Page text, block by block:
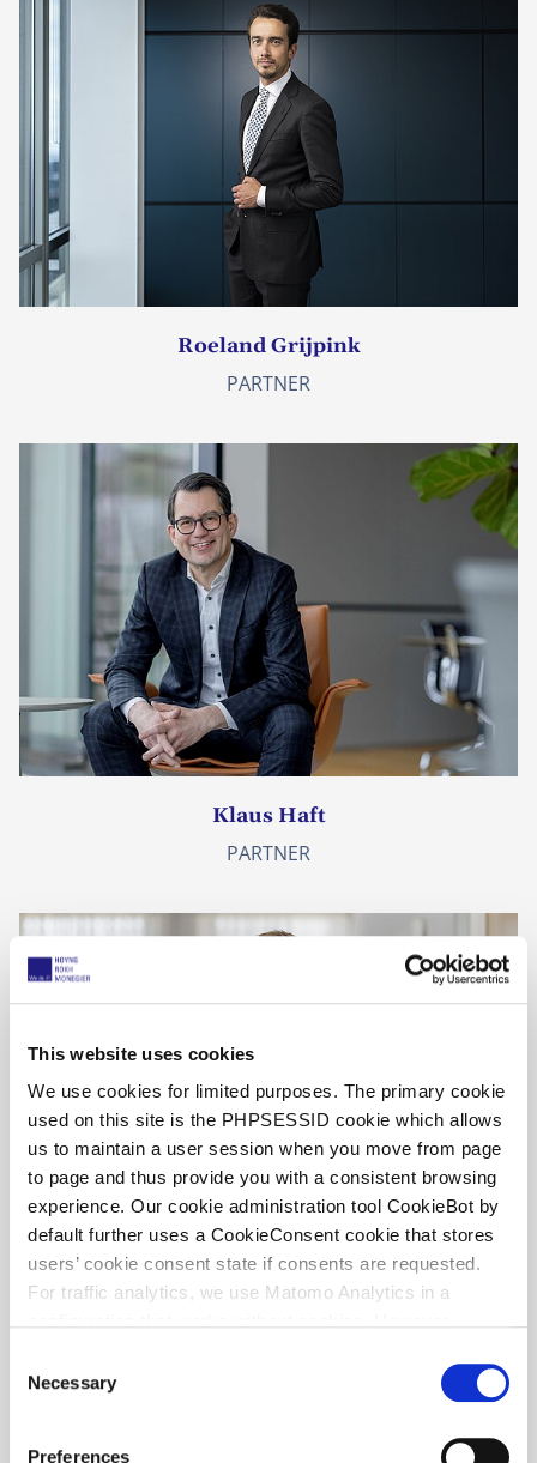
This website uses cookies
We use cookies for limited purposes. The primary cookie
used on this site is the PHPSESSID cookie which allows
us to maintain a user session when you move from page
to page and thus provide you with a consistent browsing
experience. Our cookie administration tool CookieBot by
default further uses a CookieConsent cookie that stores
users’ cookie consent state if consents are requested.
For traffic analytics, we use Matomo Analytics in a
(see our data protection declaration). If you choose to
opt-out of analytics, that selection will be stored in a
cookie to make sure your opt-out will be remembered.
Necessary
Preferences
Roeland Grijpink
PARTNER
Klaus Haft
PARTNER
Dr. Tobias Hahn